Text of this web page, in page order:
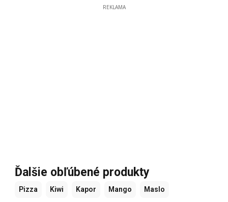
REKLAMA
Ďalšie obľúbené produkty
Pizza Kiwi Kapor Mango Maslo